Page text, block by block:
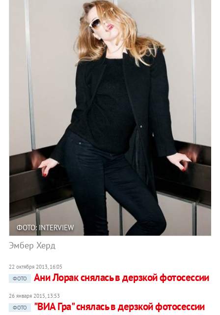
ФОТО: INTERVIEW
Эмбер Херд
22 октября 2013, 16:05
ФОТО
Ани Лорак снялась в дерзкой фотосессии
26 января 2015, 13:53
ФОТО
"ВИА Гра" снялась в дерзкой фотосессии